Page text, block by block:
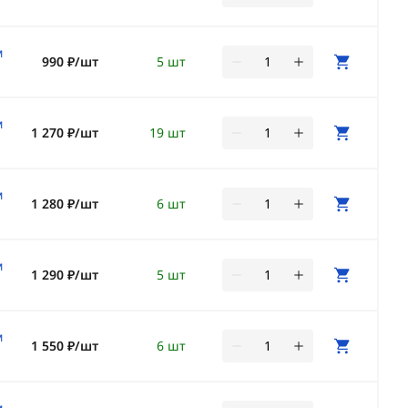
5 шт
990 ₽/шт
19 шт
1 270 ₽/шт
6 шт
1 280 ₽/шт
5 шт
1 290 ₽/шт
6 шт
1 550 ₽/шт